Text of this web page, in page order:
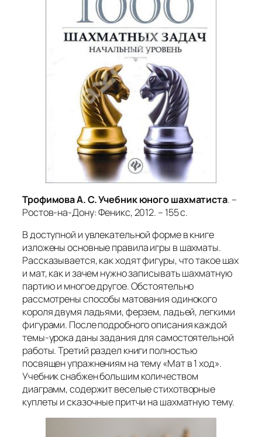
Трофимова А. С. Учебник юного шахматиста. –
Ростов-на-Дону: Феникс, 2012. – 155 с.
В доступной и увлекательной форме в книге
изложены основные правила игры в шахматы.
Рассказывается, как ходят фигуры, что такое шах
и мат, как и зачем нужно записывать шахматную
партию и многое другое. Обстоятельно
рассмотрены способы матования одинокого
короля двумя ладьями, ферзем, ладьей, легкими
фигурами. После подробного описания каждой
темы-урока даны задания для самостоятельной
работы. Третий раздел книги полностью
посвящен упражнениям на тему «Мат в 1 ход».
Учебник снабжен большим количеством
диаграмм, содержит веселые стихотворные
куплеты и сказочные притчи на шахматную тему.